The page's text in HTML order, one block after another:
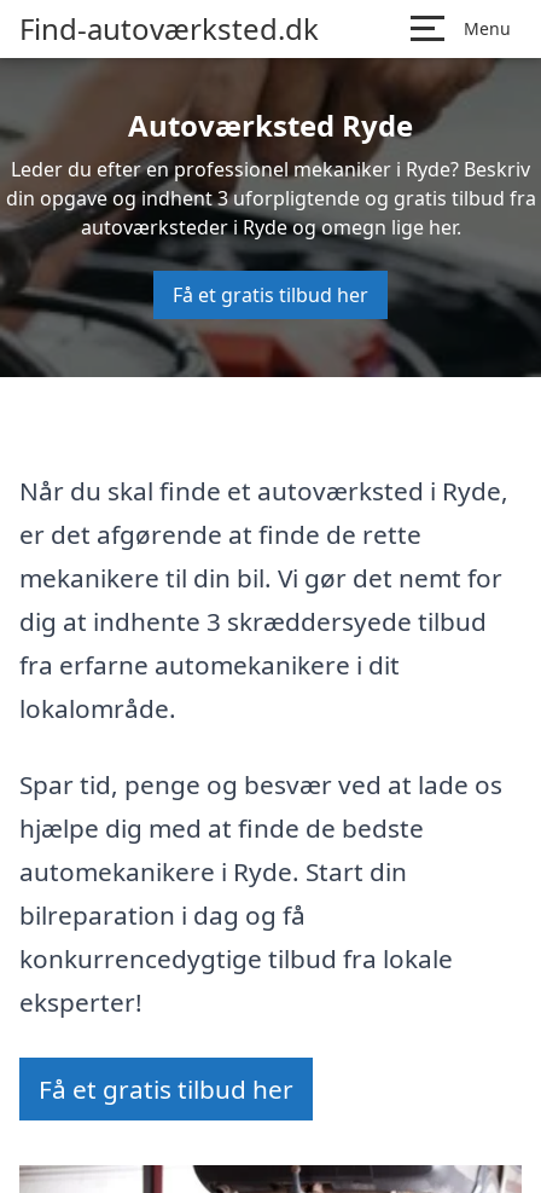
Find-autoværksted.dk Menu
Autoværksted Ryde
Leder du efter en professionel mekaniker i Ryde? Beskriv
din opgave og indhent 3 uforpligtende og gratis tilbud fra
autoværksteder i Ryde og omegn lige her.
Få et gratis tilbud her
Når du skal finde et autoværksted i Ryde,
er det afgørende at finde de rette
mekanikere til din bil. Vi gør det nemt for
dig at indhente 3 skræddersyede tilbud
fra erfarne automekanikere i dit
lokalområde.
Spar tid, penge og besvær ved at lade os
hjælpe dig med at finde de bedste
automekanikere i Ryde. Start din
bilreparation i dag og få
konkurrencedygtige tilbud fra lokale
eksperter!
Få et gratis tilbud her